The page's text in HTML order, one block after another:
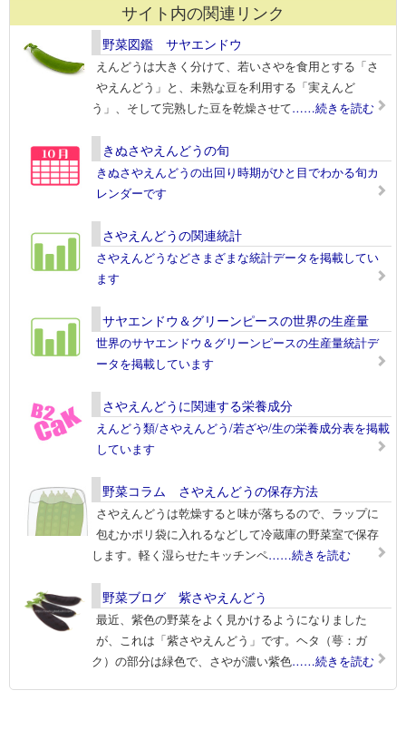
サイト内の関連リンク
野菜図鑑 サヤエンドウ
えんどうは大きく分けて、若いさやを食用とする「さ
やえんどう」と、未熟な豆を利用する「実えんど
う」、そして完熟した豆を乾燥させて……続きを読む
きぬさやえんどうの旬
きぬさやえんどうの出回り時期がひと目でわかる旬カ
レンダーです
さやえんどうの関連統計
さやえんどうなどさまざまな統計データを掲載してい
ます
サヤエンドウ＆グリーンピースの世界の生産量
世界のサヤエンドウ＆グリーンピースの生産量統計デ
ータを掲載しています
さやえんどうに関連する栄養成分
えんどう類/さやえんどう/若ざや/生の栄養成分表を掲載
しています
野菜コラム さやえんどうの保存方法
さやえんどうは乾燥すると味が落ちるので、ラップに
包むかポリ袋に入れるなどして冷蔵庫の野菜室で保存
します。軽く湿らせたキッチンペ……続きを読む
野菜ブログ 紫さやえんどう
最近、紫色の野菜をよく見かけるようになりました
が、これは「紫さやえんどう」です。ヘタ（萼：ガ
ク）の部分は緑色で、さやが濃い紫色……続きを読む